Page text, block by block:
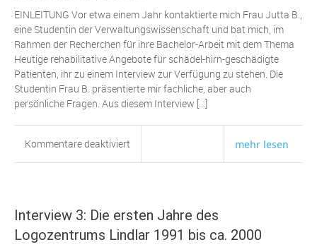
EINLEITUNG Vor etwa einem Jahr kontaktierte mich Frau Jutta B.,
eine Studentin der Verwaltungswissenschaft und bat mich, im
Rahmen der Recherchen für ihre Bachelor-Arbeit mit dem Thema
Heutige rehabilitative Angebote für schädel-hirn-geschädigte
Patienten, ihr zu einem Interview zur Verfügung zu stehen. Die
Studentin Frau B. präsentierte mir fachliche, aber auch
persönliche Fragen. Aus diesem Interview […]
Kommentare deaktiviert
ENTSTEHUNG
der
mehr lesen
Interview 3: Die ersten Jahre des
Logozentrums Lindlar 1991 bis ca. 2000